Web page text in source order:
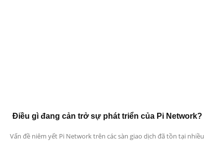
Điều gì đang cản trở sự phát triển của Pi Network?
Vấn đề niêm yết Pi Network trên các sàn giao dịch đã tồn tại nhiều